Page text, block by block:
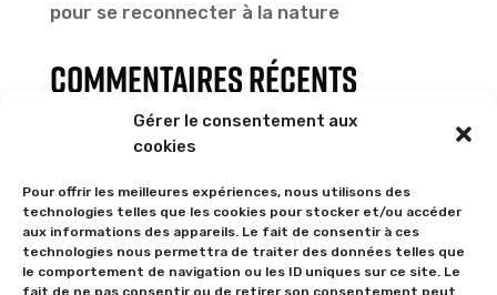
Gérer le consentement aux
cookies
Pour offrir les meilleures expériences, nous utilisons des
technologies telles que les cookies pour stocker et/ou accéder
aux informations des appareils. Le fait de consentir à ces
technologies nous permettra de traiter des données telles que
le comportement de navigation ou les ID uniques sur ce site. Le
fait de ne pas consentir ou de retirer son consentement peut
pour se reconnecter à la nature
Commentaires récents
Aucun commentaire à afficher.